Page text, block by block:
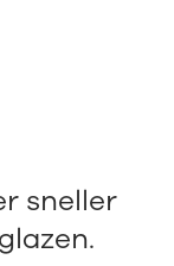
sneller